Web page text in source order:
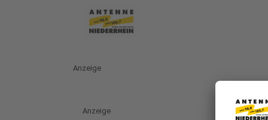
Anzeige
Anzeige